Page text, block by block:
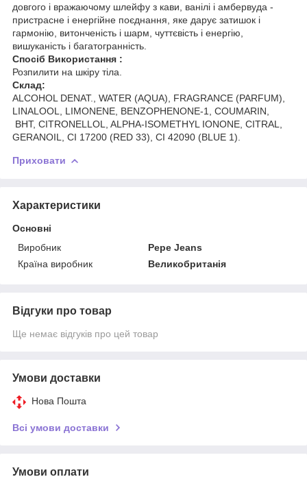
довгого і вражаючому шлейфу з кави, ванілі і амбервуда -
пристрасне і енергійне поєднання, яке дарує затишок і
гармонію, витонченість і шарм, чуттєвість і енергію,
вишуканість і багатогранність.
Спосіб Використання :
Розпилити на шкіру тіла.
Склад:
ALCOHOL DENAT., WATER (AQUA), FRAGRANCE (PARFUM),
LINALOOL, LIMONENE, BENZOPHENONE-1, COUMARIN,
BHT, CITRONELLOL, ALPHA-ISOMETHYL IONONE, CITRAL,
GERANOIL, CI 17200 (RED 33), CI 42090 (BLUE 1).
Приховати
Характеристики
Основні
Виробник
Pepe Jeans
Країна виробник
Великобританія
Відгуки про товар
Ще немає відгуків про цей товар
Умови доставки
Нова Пошта
Всі умови доставки
Умови оплати